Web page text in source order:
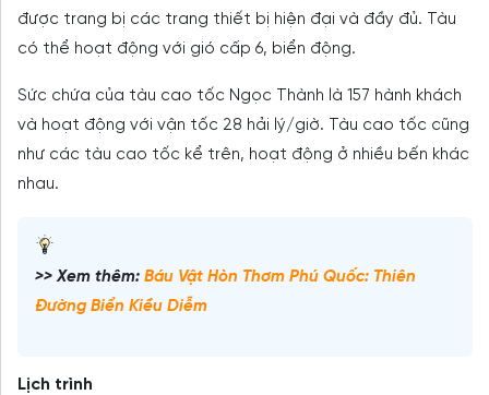
được trang bị các trang thiết bị hiện đại và đầy đủ. Tàu
có thể hoạt động với gió cấp 6, biển động.
Sức chứa của tàu cao tốc Ngọc Thành là 157 hành khách
và hoạt động với vận tốc 28 hải lý/giờ. Tàu cao tốc cũng
như các tàu cao tốc kể trên, hoạt động ở nhiều bến khác
nhau.
>> Xem thêm: Báu Vật Hòn Thơm Phú Quốc: Thiên
Đường Biển Kiều Diễm
Lịch trình